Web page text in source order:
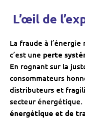
L’œil de
La fraude à
c’est une perte
En rognant sur la
consommateurs
distributeurs et
secteur énergétique.
énergétique et de